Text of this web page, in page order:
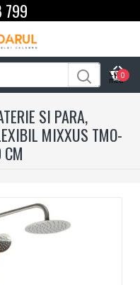
799
0
SI PARA,
MIXXUS TMO-